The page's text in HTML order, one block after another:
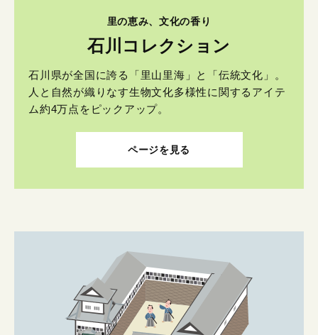
里の恵み、文化の香り
石川コレクション
石川県が全国に誇る「里山里海」と「伝統文化」。
人と自然が織りなす生物文化多様性に関するアイテ
ム約4万点をピックアップ。
ページを見る